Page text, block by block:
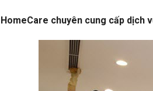
HomeCare chuyên cung cấp dịch